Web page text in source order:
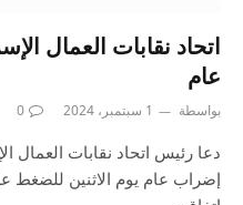
اتحاد نقابات العمال
عام
بواسطة 1 سبتمبر، 2024 0
دعا رئيس اتحاد نقابات العمال
إضراب عام يوم الاثنين